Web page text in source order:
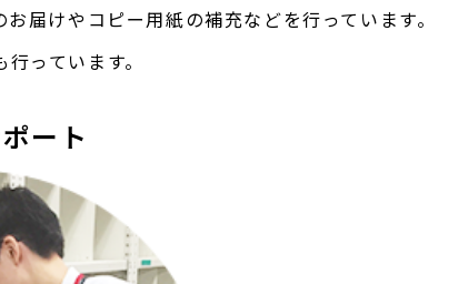
届けやコピー用紙の補充などを行っています。
っています。
ート